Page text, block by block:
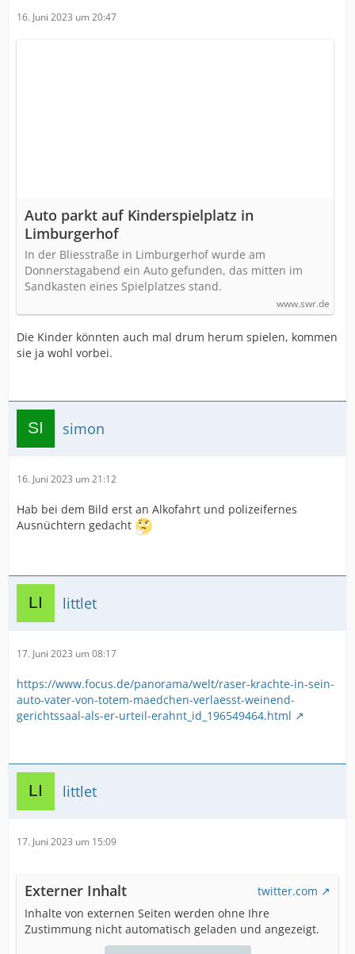
16. Juni 2023 um 20:47
Auto parkt auf Kinderspielplatz in
Limburgerhof
In der Bliesstraße in Limburgerhof wurde am
Donnerstagabend ein Auto gefunden, das mitten im
Sandkasten eines Spielplatzes stand.
www.swr.de
Die Kinder könnten auch mal drum herum spielen, kommen
sie ja wohl vorbei.
simon
16. Juni 2023 um 21:12
Hab bei dem Bild erst an Alkofahrt und polizeifernes
Ausnüchtern gedacht
littlet
17. Juni 2023 um 08:17
https://www.focus.de/panorama/welt/raser-krachte-in-sein-
auto-vater-von-totem-maedchen-verlaesst-weinend-
gerichtssaal-als-er-urteil-erahnt_id_196549464.html
littlet
17. Juni 2023 um 15:09
Externer Inhalt
twitter.com
Inhalte von externen Seiten werden ohne Ihre
Zustimmung nicht automatisch geladen und angezeigt.